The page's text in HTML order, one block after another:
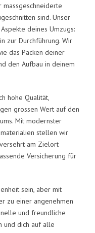
massgeschneiderte
sind. Unser
deines Umzugs:
zur Durchführung. Wir
das Packen deiner
den Aufbau in deinem
hohe Qualität,
grossen Wert auf den
Mit modernster
stellen wir
am Zielort
Versicherung für
sein, aber mit
zu einer angenehmen
und freundliche
und dich auf alle